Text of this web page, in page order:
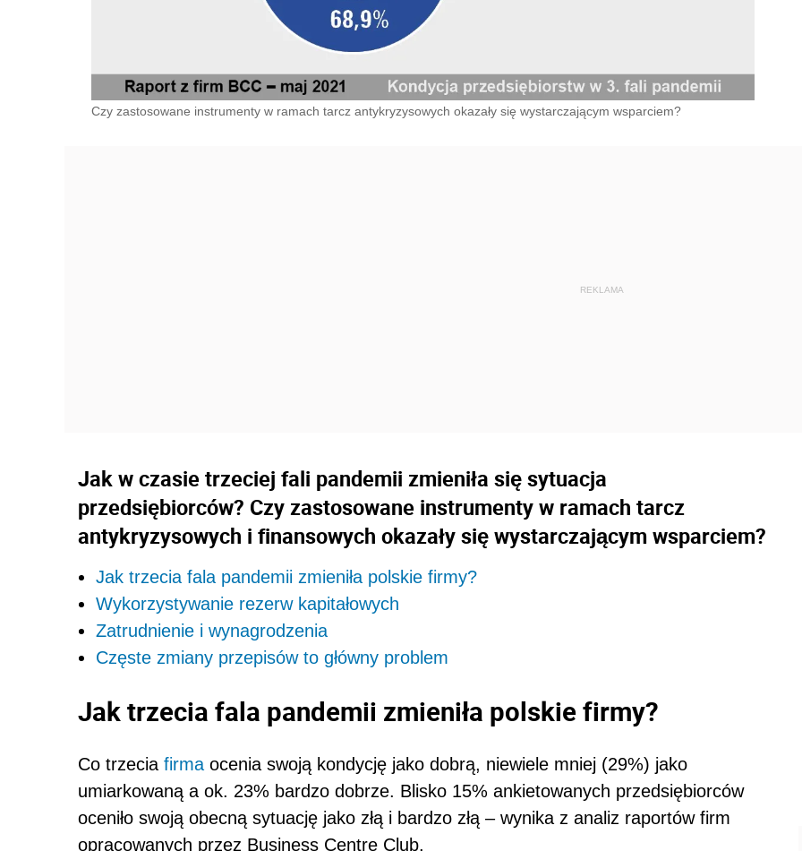
Czy zastosowane instrumenty w ramach tarcz antykryzysowych okazały się wystarczającym wsparciem?
Jak w czasie trzeciej fali pandemii zmieniła się sytuacja
przedsiębiorców? Czy zastosowane instrumenty w ramach tarcz
antykryzysowych i finansowych okazały się wystarczającym wsparciem?
Jak trzecia fala pandemii zmieniła polskie firmy?
Wykorzystywanie rezerw kapitałowych
Zatrudnienie i wynagrodzenia
Częste zmiany przepisów to główny problem
Jak trzecia fala pandemii zmieniła polskie firmy?
Co trzecia firmaocenia swoją kondycję jako dobrą, niewiele mniej (29%) jako
umiarkowaną a ok. 23% bardzo dobrze. Blisko 15% ankietowanych przedsiębiorców
oceniło swoją obecną sytuację jako złą i bardzo złą – wynika z analiz raportów firm
opracowanych przez Business Centre Club.